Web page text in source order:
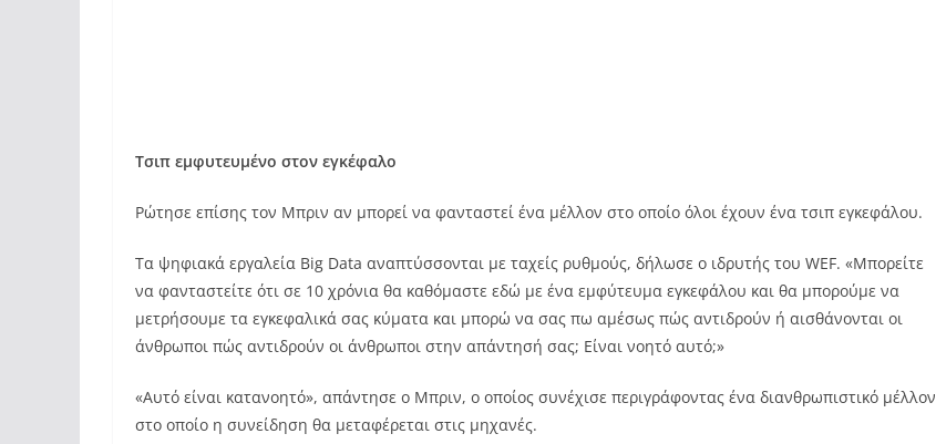
Τσιπ εμφυτευμένο στον εγκέφαλο
Ρώτησε επίσης τον Μπριν αν μπορεί να φανταστεί ένα μέλλον στο οποίο όλοι έχουν ένα τσιπ εγκεφάλου.
Τα ψηφιακά εργαλεία Big Data αναπτύσσονται με ταχείς ρυθμούς, δήλωσε ο ιδρυτής του WEF. «Μπορείτε
να φανταστείτε ότι σε 10 χρόνια θα καθόμαστε εδώ με ένα εμφύτευμα εγκεφάλου και θα μπορούμε να
μετρήσουμε τα εγκεφαλικά σας κύματα και μπορώ να σας πω αμέσως πώς αντιδρούν ή αισθάνονται οι
άνθρωποι πώς αντιδρούν οι άνθρωποι στην απάντησή σας; Είναι νοητό αυτό;»
«Αυτό είναι κατανοητό», απάντησε ο Μπριν, ο οποίος συνέχισε περιγράφοντας ένα διανθρωπιστικό μέλλον
στο οποίο η συνείδηση θα ​​μεταφέρεται στις μηχανές.